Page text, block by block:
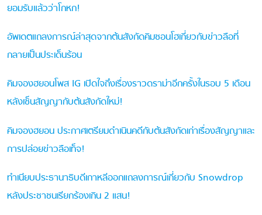
ยอมรับแล้วว่าโกหก!
อัพเดตแถลงการณ์ล่าสุดจากต้นสังกัดคิมซอนโฮเกี่ยวกับข่าวลือที่
กลายเป็นประเด็นร้อน
คิมจองฮยอนโพส IG เปิดใจถึงเรื่องราวดราม่าอีกครั้งในรอบ 5 เดือน
หลังเซ็นสัญญากับต้นสังกัดใหม่!
คิมจองฮยอน ประกาศเตรียมดำเนินคดีกับต้นสังกัดเก่าเรื่องสัญญาและ
การปล่อยข่าวลือเท็จ!
ทำเนียบประธานาธิบดีเกาหลีออกแถลงการณ์เกี่ยวกับ Snowdrop
หลังประชาชนเรียกร้องเกิน 2 แสน!